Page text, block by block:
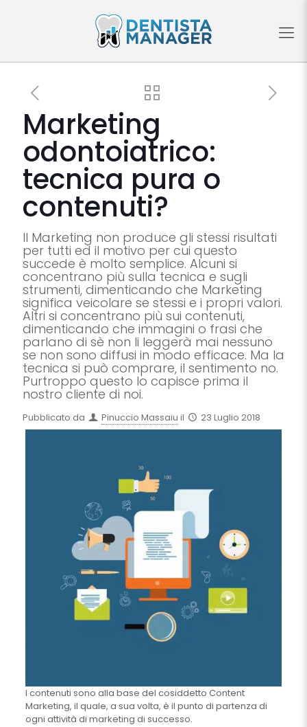
Marketing
odontoiatrico:
tecnica pura o
contenuti?
Il Marketing non produce gli stessi risultati
per tutti ed il motivo per cui questo
succede è molto semplice. Alcuni si
concentrano più sulla tecnica e sugli
strumenti, dimenticando che Marketing
significa veicolare se stessi e i propri valori.
Altri si concentrano più sui contenuti,
dimenticando che immagini o frasi che
parlano di sè non li leggerà mai nessuno
se non sono diffusi in modo efficace. Ma la
tecnica si può comprare, il sentimento no.
Purtroppo questo lo capisce prima il
nostro cliente di noi.
Pubblicato da Pinuccio Massaiu il 23 Luglio 2018
I contenuti sono alla base del cosiddetto Content
Marketing, il quale, a sua volta, è il punto di partenza di
ogni attività di marketing di successo.